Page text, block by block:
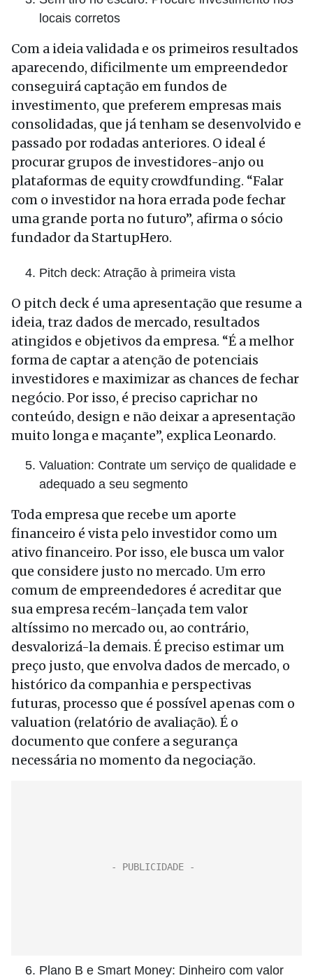
locais corretos
Com a ideia validada e os primeiros resultados
aparecendo, dificilmente um empreendedor
conseguirá captação em fundos de
investimento, que preferem empresas mais
consolidadas, que já tenham se desenvolvido e
passado por rodadas anteriores. O ideal é
procurar grupos de investidores-anjo ou
plataformas de equity crowdfunding. “Falar
com o investidor na hora errada pode fechar
uma grande porta no futuro”, afirma o sócio
fundador da StartupHero.
Pitch deck: Atração à primeira vista
O pitch deck é uma apresentação que resume a
ideia, traz dados de mercado, resultados
atingidos e objetivos da empresa. “É a melhor
forma de captar a atenção de potenciais
investidores e maximizar as chances de fechar
negócio. Por isso, é preciso caprichar no
conteúdo, design e não deixar a apresentação
muito longa e maçante”, explica Leonardo.
Valuation: Contrate um serviço de qualidade e
adequado a seu segmento
Toda empresa que recebe um aporte
financeiro é vista pelo investidor como um
ativo financeiro. Por isso, ele busca um valor
que considere justo no mercado. Um erro
comum de empreendedores é acreditar que
sua empresa recém-lançada tem valor
altíssimo no mercado ou, ao contrário,
desvalorizá-la demais. É preciso estimar um
preço justo, que envolva dados de mercado, o
histórico da companhia e perspectivas
futuras, processo que é possível apenas com o
valuation (relatório de avaliação). É o
documento que confere a segurança
necessária no momento da negociação.
Plano B e Smart Money: Dinheiro com valor